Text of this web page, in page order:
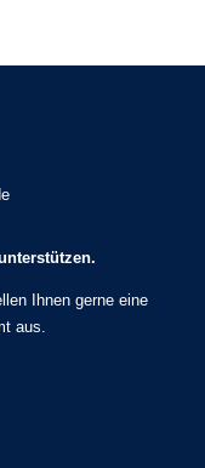
Ihnen gerne eine
aus.